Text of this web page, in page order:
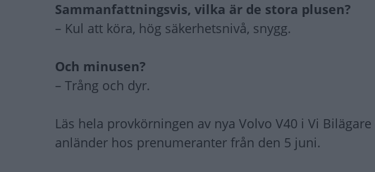
Sammanfattningsvis, vilka är de stora plusen?
– Kul att köra, hög säkerhetsnivå, snygg.
Och minusen?
– Trång och dyr.
Läs hela provkörningen av nya Volvo V40 i Vi
anländer hos prenumeranter från den 5 juni.